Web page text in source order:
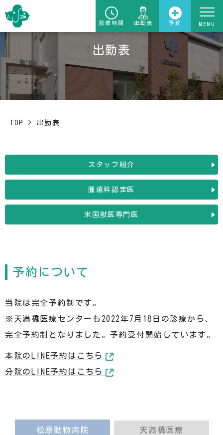
診療時間 出勤表 予約
出勤表
TOP > 出勤表
スタッフ紹介
腫瘍科認定医
米国獣医専門医
予約について
当院は完全予約制です。
※天満橋医療センターも2022年7月18日の診療から、
完全予約制となりました。予約受付開始しています。
本院のLINE予約はこちら
分院のLINE予約はこちら
松原動物病院
天満橋医療